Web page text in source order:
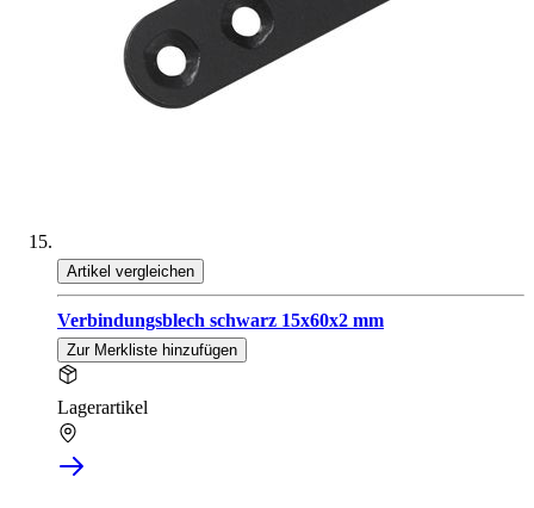
Artikel vergleichen
Verbindungsblech schwarz 15x60x2 mm
Zur Merkliste hinzufügen
Lagerartikel